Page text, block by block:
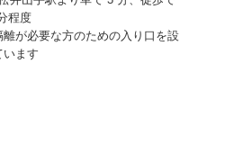
程度
が必要な方のための入り口を設
います